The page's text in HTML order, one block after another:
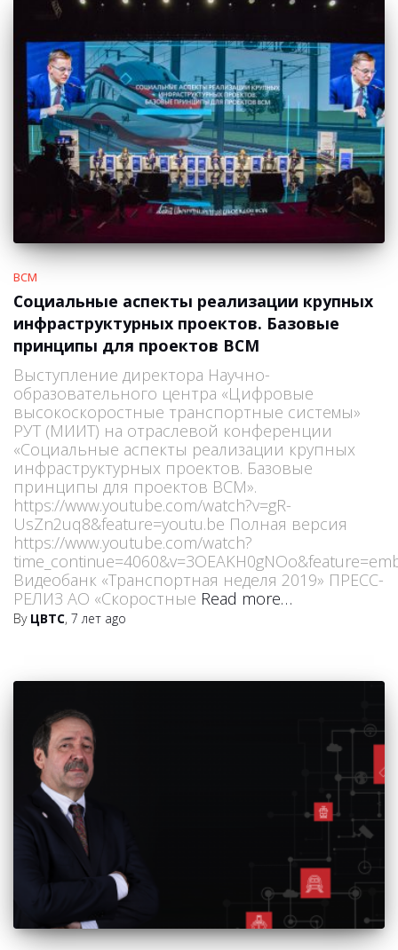
ВСМ
Социальные аспекты реализации крупных
инфраструктурных проектов. Базовые
принципы для проектов ВСМ
Выступление директора Научно-
образовательного центра «Цифровые
высокоскоростные транспортные системы»
РУТ (МИИТ) на отраслевой конференции
«Социальные аспекты реализации крупных
инфраструктурных проектов. Базовые
принципы для проектов ВСМ».
https://www.youtube.com/watch?v=gR-
UsZn2uq8&feature=youtu.be Полная версия
https://www.youtube.com/watch?
Видеобанк «Транспортная неделя 2019» ПРЕСС-
РЕЛИЗ АО «Скоростные Read more…
By ЦВТС, 7 лет ago